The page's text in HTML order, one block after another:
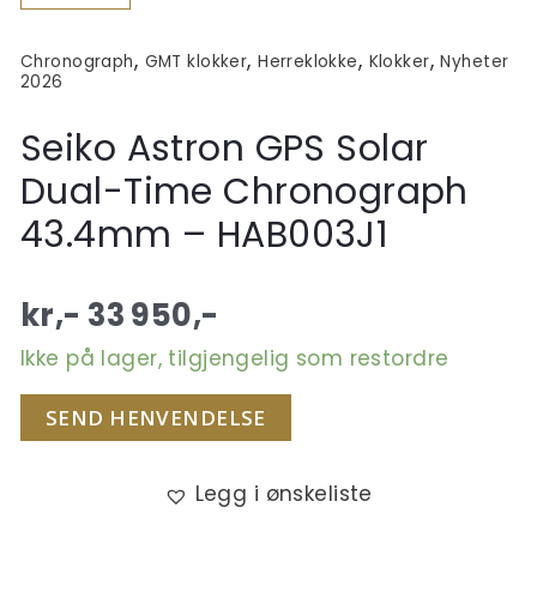
Chronograph, GMT klokker,Herreklokke, Klokker,Nyheter
2026
Seiko Astron GPS Solar
Dual-Time Chronograph
43.4mm – HAB003J1
kr,- 33 950,-
Ikke på lager, tilgjengelig som restordre
SEND HENVENDELSE
Legg i ønskeliste